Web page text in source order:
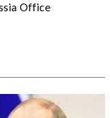
Office